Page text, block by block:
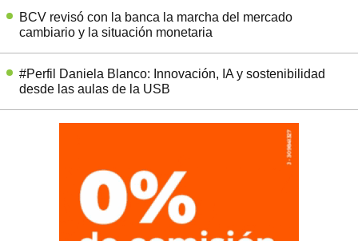
BCV revisó con la banca la marcha del mercado
cambiario y la situación monetaria
#Perfil Daniela Blanco: Innovación, IA y sostenibilidad
desde las aulas de la USB